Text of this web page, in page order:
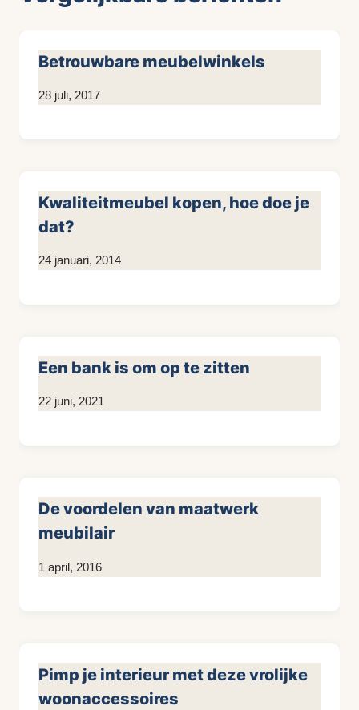
Betrouwbare meubelwinkels
Door
28 juli, 2017
Kwaliteitmeubel kopen, hoe doe je
dat?
Door
24 januari, 2014
Een bank is om op te zitten
Door
22 juni, 2021
De voordelen van maatwerk
meubilair
Door
1 april, 2016
Pimp je interieur met deze vrolijke
woonaccessoires